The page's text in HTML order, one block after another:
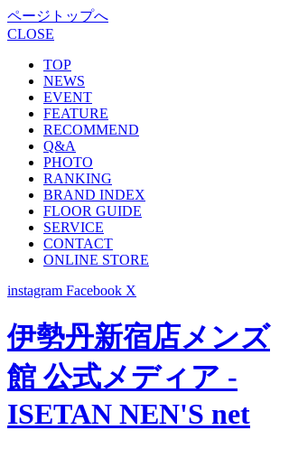
ページトップへ
CLOSE
TOP
NEWS
EVENT
FEATURE
RECOMMEND
Q&A
PHOTO
RANKING
BRAND INDEX
FLOOR GUIDE
SERVICE
CONTACT
ONLINE STORE
instagram Facebook X
伊勢丹新宿店メンズ
館 公式メディア -
ISETAN NEN'S net